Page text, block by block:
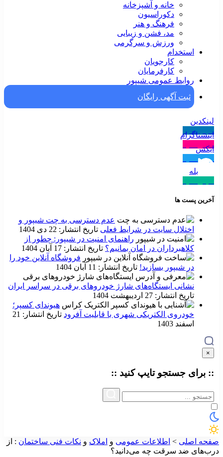
خانه و آشپزخانه
دکوراسیون
فرهنگ و هنر
مد، فشن و زیبایی
ورزش و سرگرمی
استخدام
کارجویان
کارفرمایان
روابط عمومی شیپور
ثبت آگهی رایگان
لینکدین
دنبال کنید
اینستاگرام
دنبال کنید
ایکس
دنبال کنید
بله
آخرین پست ها
عدم دسترسی به چت شیپور و
اختلال سایت در شرایط فعلی تاریخ انتشار: 22 دی 1404
راهنمای امنیت در شیپور: چطور از
کلاهبرداران در امان بمانیم؟ تاریخ انتشار: 17 آبان 1404
فروشگاه آنلاین خود را
در شیپور بسازید! تاریخ انتشار: 11 آبان 1404
نشانی ایستگاه‌های شارژ خودروهای برقی در سراسر ایران
تاریخ انتشار: 27 اردیبهشت 1404
هیوندای کسپر؛
خودروی الکتریکی شهری با قابلیت آفرود
تاریخ انتشار: 21
اسفند 1403
×
:: برای جستجو تایپکنید ::
صفحه اصلی > اطلاعات عمومی و املاک و نکات فنی ساختمان : از
درب‌های ضد سرقت چه می‌دانید؟